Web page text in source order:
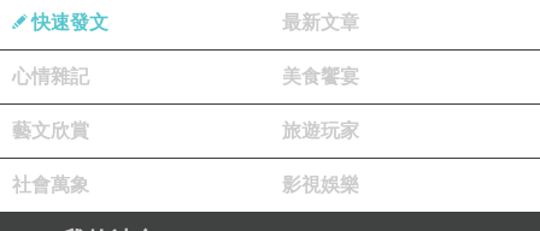
快速發文 最新文章
心情雜記 美食饗宴
藝文欣賞 旅遊玩家
社會萬象 影視娛樂